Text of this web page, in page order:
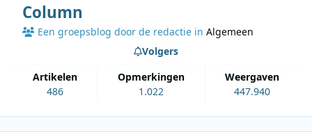
Column
Een groepsblog door de redactie inAlgemeen
artikelen
486
opmerkingen
1.022
weergaven
447.940
Volgers